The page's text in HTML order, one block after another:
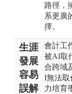
路徑，
系更廣
擇。
生涯
發展
容易
誤解
會計工
被AI取
合跨域
I無法取
力培育